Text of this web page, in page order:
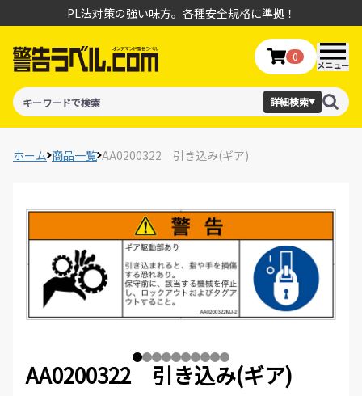
PL法対策の強い味方。各種安全規格に準拠！
詳細検索▼
0
メニュー
ホーム 商品一覧 AA0200322 引き込み(ギア)
AA0200322 引き込み(ギア)